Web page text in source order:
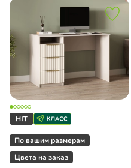
По вашим размерам
Цвета на заказ